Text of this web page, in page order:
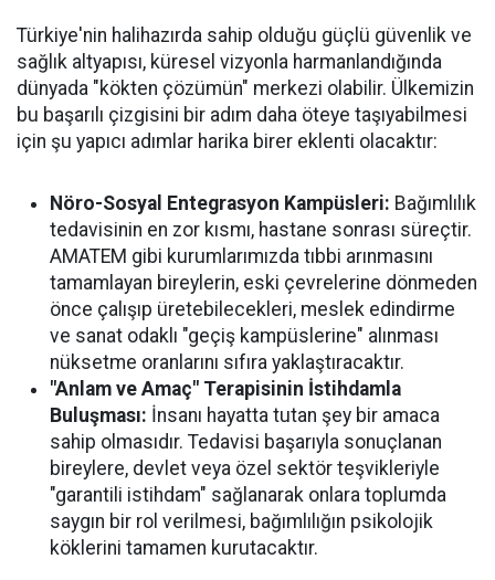
​Türkiye'nin halihazırda sahip olduğu güçlü güvenlik ve
sağlık altyapısı, küresel vizyonla harmanlandığında
dünyada "kökten çözümün" merkezi olabilir. Ülkemizin
bu başarılı çizgisini bir adım daha öteye taşıyabilmesi
için şu yapıcı adımlar harika birer eklenti olacaktır:
Nöro-Sosyal Entegrasyon Kampüsleri: Bağımlılık
tedavisinin en zor kısmı, hastane sonrası süreçtir.
AMATEM gibi kurumlarımızda tıbbi arınmasını
tamamlayan bireylerin, eski çevrelerine dönmeden
önce çalışıp üretebilecekleri, meslek edindirme
ve sanat odaklı "geçiş kampüslerine" alınması
nüksetme oranlarını sıfıra yaklaştıracaktır.
"Anlam ve Amaç" Terapisinin İstihdamla
Buluşması: İnsanı hayatta tutan şey bir amaca
sahip olmasıdır. Tedavisi başarıyla sonuçlanan
bireylere, devlet veya özel sektör teşvikleriyle
"garantili istihdam" sağlanarak onlara toplumda
saygın bir rol verilmesi, bağımlılığın psikolojik
köklerini tamamen kurutacaktır.